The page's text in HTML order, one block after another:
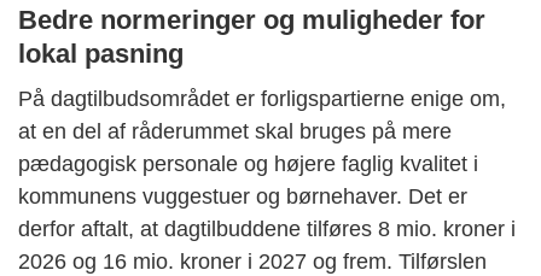
Bedre normeringer og muligheder for
lokal pasning
På dagtilbudsområdet er forligspartierne enige om,
at en del af råderummet skal bruges på mere
pædagogisk personale og højere faglig kvalitet i
kommunens vuggestuer og børnehaver. Det er
derfor aftalt, at dagtilbuddene tilføres 8 mio. kroner i
2026 og 16 mio. kroner i 2027 og frem. Tilførslen